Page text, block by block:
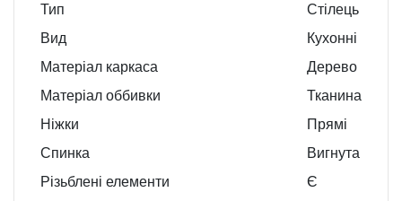
Тип
Стілець
Вид
Кухонні
Матеріал каркаса
Дерево
Матеріал оббивки
Тканина
Ніжки
Прямі
Спинка
Вигнута
Різьблені елементи
Є